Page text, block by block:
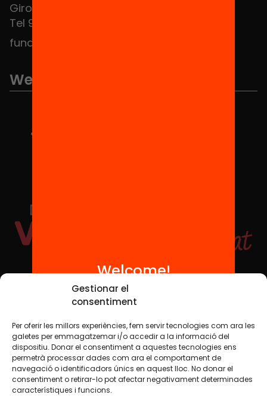
Gestionar el
consentiment
Per oferir les millors experiències, fem servir tecnologies com ara les
galetes per emmagatzemar i/o accedir a la informació del
dispositiu. Donar el consentiment a aquestes tecnologies ens
permetrà processar dades com ara el comportament de
navegació o identificadors únics en aquest lloc. No donar el
consentiment o retirar-lo pot afectar negativament determinades
característiques i funcions.
Girona 34, interior 08010 Barcelona
Tel 934 588 700
fundacio@equitat.org
We are part of...
Social Media
TW YTB IG FB IN
Legal NoticeCookie Policy
Welcome!